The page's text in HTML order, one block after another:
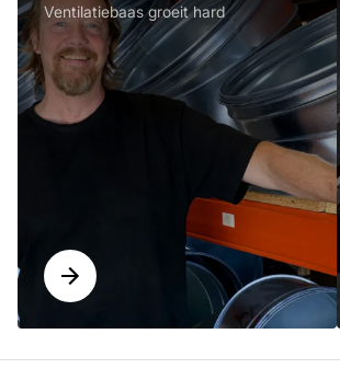
Ventilatiebaas groeit hard